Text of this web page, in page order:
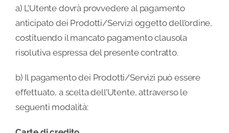
a) L’Utente dovrà provvedere al pagamento
anticipato dei Prodotti/Servizi oggetto dell’ordine,
costituendo il mancato pagamento clausola
risolutiva espressa del presente contratto.
b) Il pagamento dei Prodotti/Servizi può essere
effettuato, a scelta dell’Utente, attraverso le
seguenti modalità: